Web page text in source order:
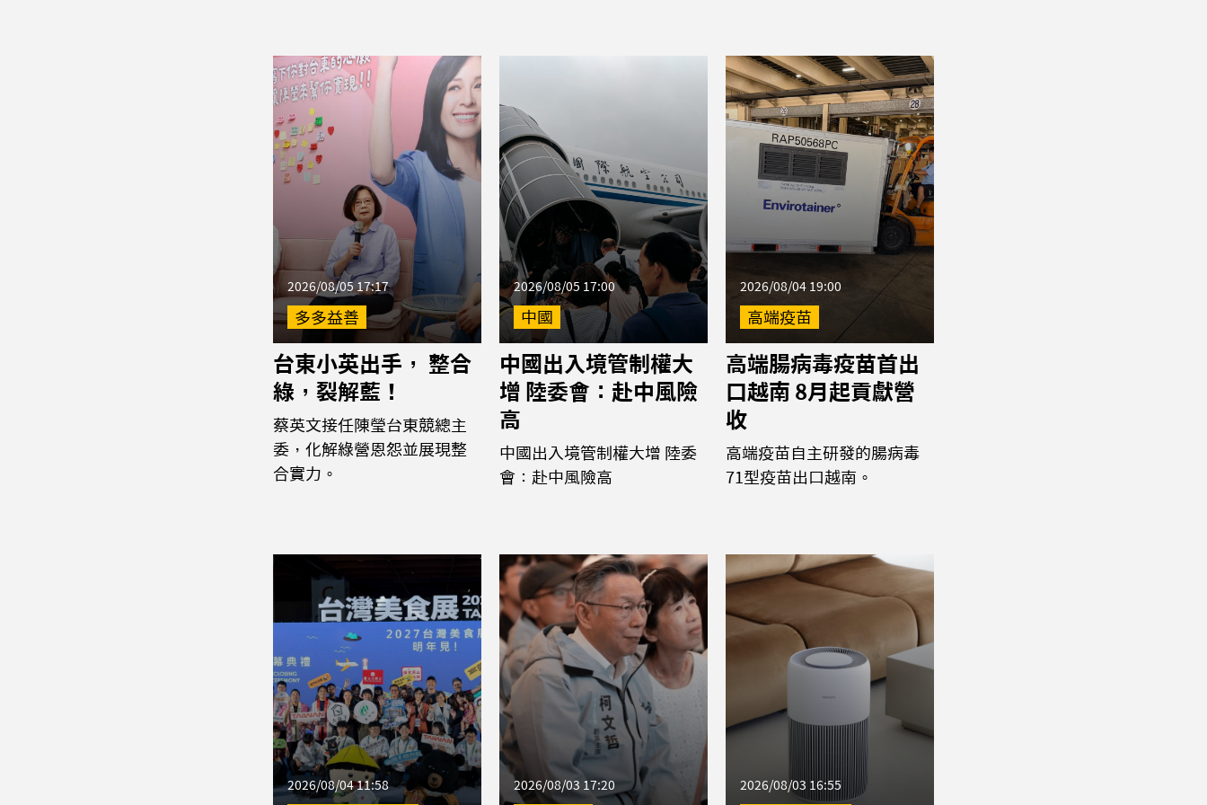
2026/08/05 17:17
多多益善
台東小英出手， 整合
綠，裂解藍！
蔡英文接任陳瑩台東競總主
委，化解綠營恩怨並展現整
合實力。
2026/08/05 17:00
中國
中國出入境管制權大
增 陸委會：赴中風險
高
中國出入境管制權大增 陸委
會：赴中風險高
2026/08/04 19:00
高端疫苗
高端腸病毒疫苗首出
口越南 8月起貢獻營
收
高端疫苗自主研發的腸病毒
71型疫苗出口越南。
2026/08/04 11:58 2026/08/03 17:20 2026/08/03 16:55